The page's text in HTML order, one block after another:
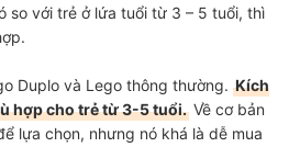
so với trẻ ở lứa tuổi từ 3 – 5 tuổi, thì
Duplo và Lego thông thường. Kích
hợp cho trẻ từ 3-5 tuổi. Về cơ bản
lựa chọn, nhưng nó khá là dễ mua